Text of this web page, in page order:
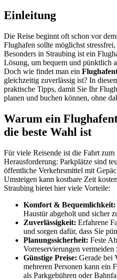
Einleitung
Die Reise beginnt oft schon vor
Flughafen sollte möglichst
Besonders in Straubing ist ein
Lösung, um bequem und pünktlich
Doch wie findet man ein
gleichzeitig zuverlässig ist? In
praktische Tipps, damit Sie Ihr
planen und buchen können, ohne
Warum ein
die beste Wahl ist
Für viele Reisende ist die Fahrt
Herausforderung: Parkplätze sind
öffentliche Verkehrsmittel mit
Umsteigen kann kostbare Zeit
Straubing bietet hier viele Vorteile:
Komfort & Bequemlichkeit:
Haustür abgeholt und sicher
Zuverlässigkeit: Erfahrene
und sorgen dafür, dass Sie
Planungssicherheit: Feste
Vorreservierungen vermeiden
Günstige Preise: Gerade bei
mehreren Personen kann ein
als Parkgebühren oder